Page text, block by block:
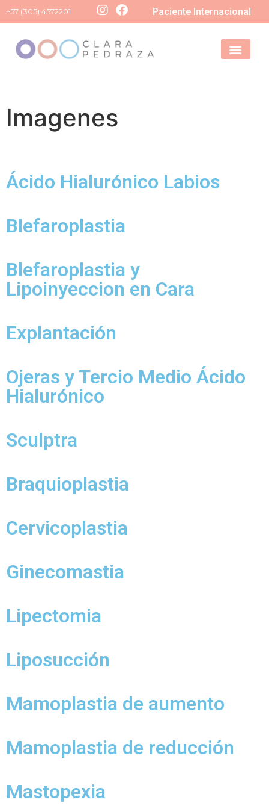
+57 (305) 4572201 Paciente Internacional
Imagenes
Ácido Hialurónico Labios
Blefaroplastia
Blefaroplastia y
Lipoinyeccion en Cara
Explantación
Ojeras y Tercio Medio Ácido
Hialurónico
Sculptra
Braquioplastia
Cervicoplastia
Ginecomastia
Lipectomia
Liposucción
Mamoplastia de aumento
Mamoplastia de reducción
Mastopexia